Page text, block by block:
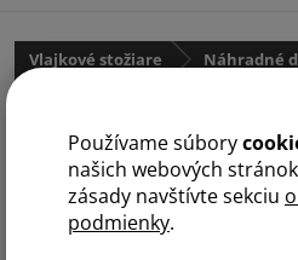
Používame súbory
našich webových
zásady navštívte sekciu
podmienky.
Vlajkové stožiare
Náhradné
Náhradné diely ku
Náhradné diely pre sklolaminátové